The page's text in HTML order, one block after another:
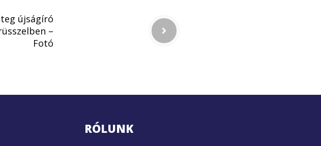
újságíró
–
Fotó
RÓLUNK